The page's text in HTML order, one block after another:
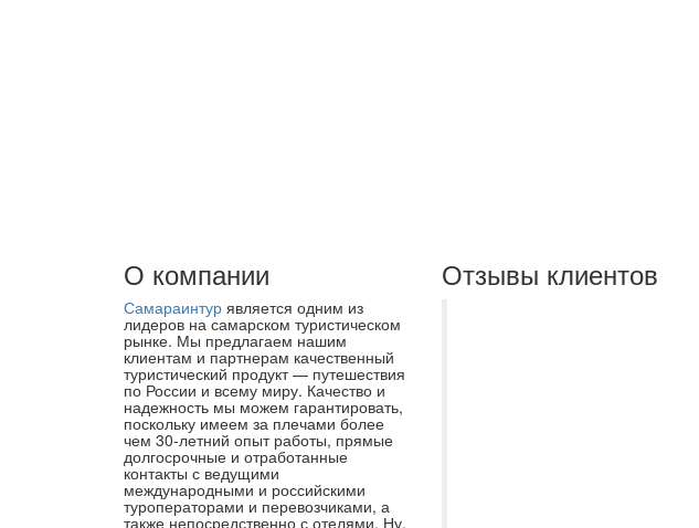
О компании
Самараинтур является одним из
лидеров на самарском туристическом
рынке. Мы предлагаем нашим
клиентам и партнерам качественный
туристический продукт — путешествия
по России и всему миру. Качество и
надежность мы можем гарантировать,
поскольку имеем за плечами более
чем 30-летний опыт работы, прямые
долгосрочные и отработанные
контакты с ведущими
международными и российскими
туроператорами и перевозчиками, а
также непосредственно с отелями. Ну,
Отзывы клиентов